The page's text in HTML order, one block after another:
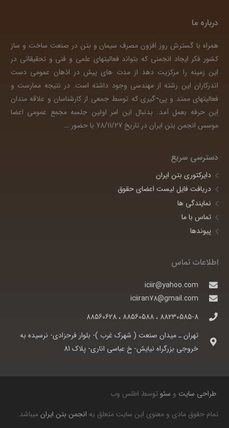
درباره ما
همراه با گسترش روز افزون مصرف سیمان و بتن در صنعت ساخت و ساز
کشور فکر ایجاد انجمنی که بتواند فعالیتهای علمی و فنی و تحقیقاتی در
این زمینه را مرکزیت دهد از مدت های پیش در اذهان عمومی دست
اندرکاران این رشته از مهندسی وجود داشته است. در نتیجه ممارست و
فعالیتهای ممتد و پی¬گیری که توسط جمعی از کارشناسان و علاقه مندان
این حرفه بعمل آمد. بدنبال این امر اولین جلسه مجمع عمومی اعضا
موسس انجمن بتن ایران در تاریخ 78/11/27 با حضور
…
دسترسی سریع
دایرکتوری بتن ایران
دریافت فایل لیست اعضای حقوق
نمایندگی ها
تماس با ما
پیوندها
اطلاعات تماس
iciir@yahoo.com
iciiran78@gmail.com
88230585-8 ، 88560588 ، 88560628
تهران ـ ميدان صنعت ( شهرک غرب )- بلوار فرحزادی- نرسيده به
خروجی بزرگراه نيايش- خ عباسی اناری- پلاک 81
طراحی سایت و سئوتوسط اطلس وب
تمام حقوق مادی و معنوی این سایت متعلق به انجمن بتن ایرانمیباشد.